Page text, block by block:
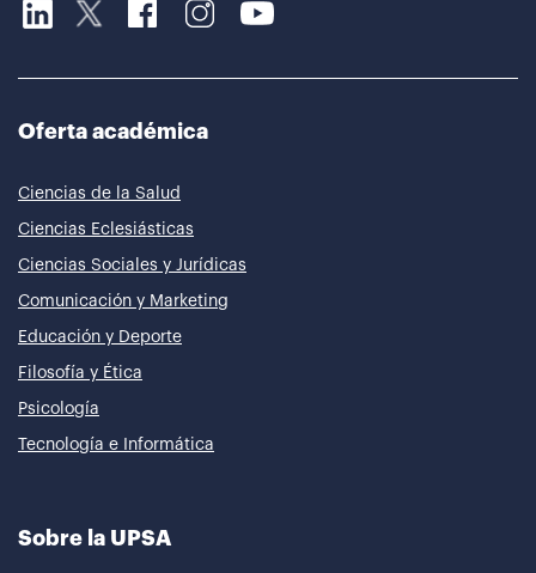
Oferta académica
Ciencias de la Salud
Ciencias Eclesiásticas
Ciencias Sociales y Jurídicas
Comunicación y Marketing
Educación y Deporte
Filosofía y Ética
Psicología
Tecnología e Informática
Sobre la UPSA